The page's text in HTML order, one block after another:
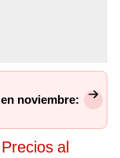
noviembre:
al